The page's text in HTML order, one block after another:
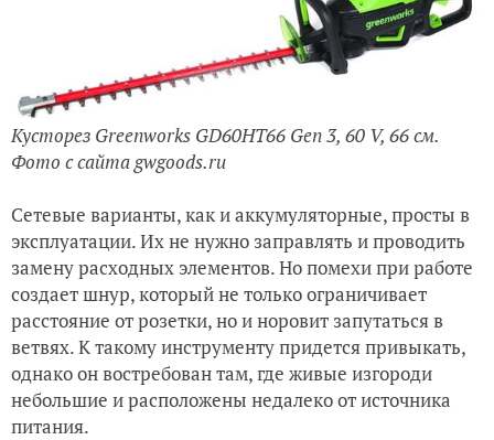
Кусторез Greenworks GD60HT66 Gen 3, 60 V, 66 см.
Фото с сайта gwgoods.ru
Сетевые варианты, как и аккумуляторные, просты в
эксплуатации. Их не нужно заправлять и проводить
замену расходных элементов. Но помехи при работе
создает шнур, который не только ограничивает
расстояние от розетки, но и норовит запутаться в
ветвях. К такому инструменту придется привыкать,
однако он востребован там, где живые изгороди
небольшие и расположены недалеко от источника
питания.